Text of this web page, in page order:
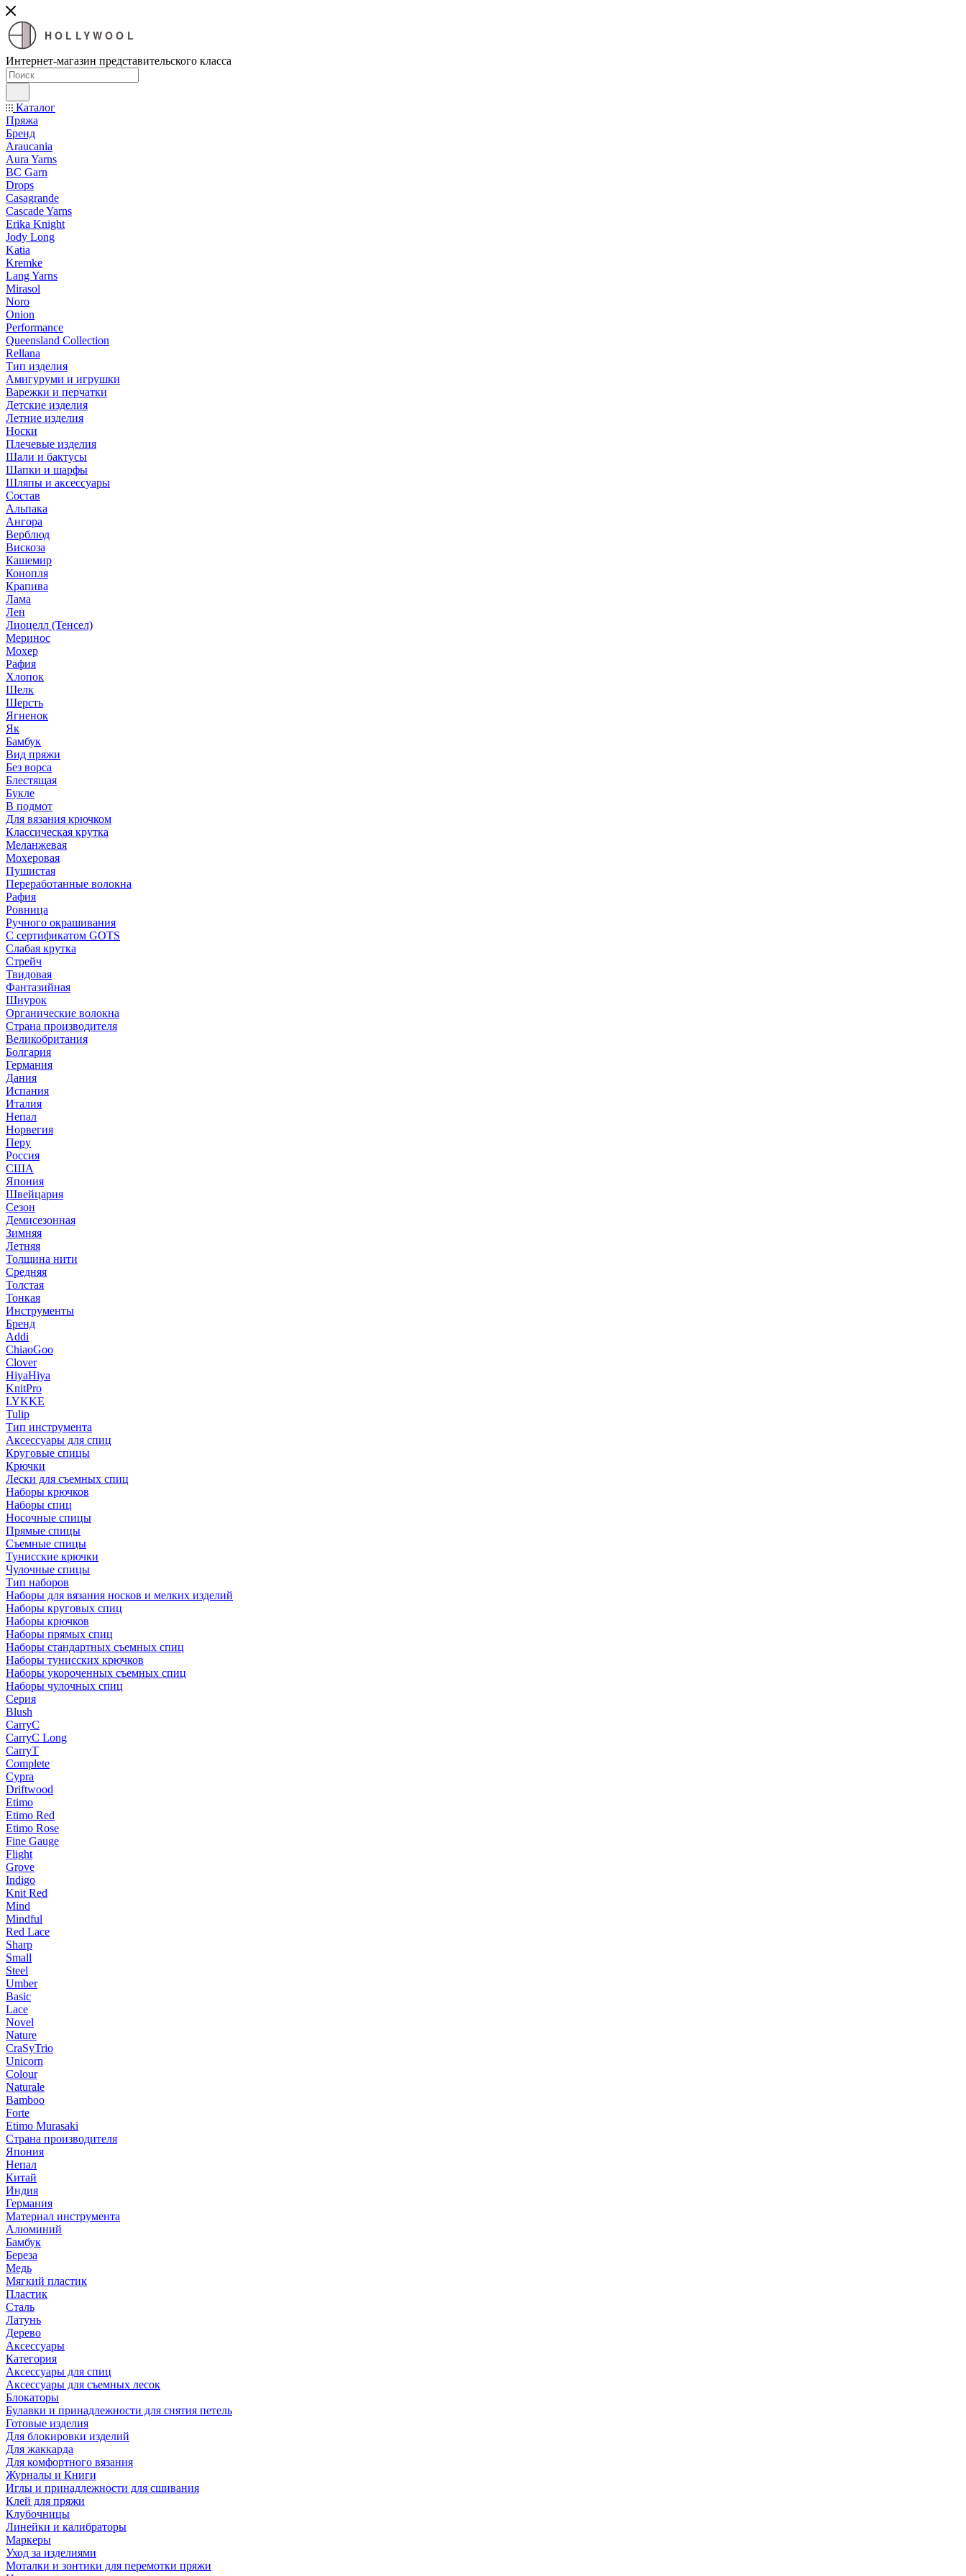
HOLLYWOOL
Интернет-магазин представительского класса
Каталог
Пряжа
Бренд
Araucania
Aura Yarns
BC Garn
Drops
Casagrande
Cascade Yarns
Erika Knight
Jody Long
Katia
Kremke
Lang Yarns
Mirasol
Noro
Onion
Performance
Queensland Collection
Rellana
Тип изделия
Амигуруми и игрушки
Варежки и перчатки
Детские изделия
Летние изделия
Носки
Плечевые изделия
Шали и бактусы
Шапки и шарфы
Шляпы и аксессуары
Состав
Альпака
Ангора
Верблюд
Вискоза
Кашемир
Конопля
Крапива
Лама
Лен
Лиоцелл (Тенсел)
Меринос
Мохер
Рафия
Хлопок
Шелк
Шерсть
Ягненок
Як
Бамбук
Вид пряжи
Без ворса
Блестящая
Букле
В подмот
Для вязания крючком
Классическая крутка
Меланжевая
Мохеровая
Пушистая
Переработанные волокна
Рафия
Ровница
Ручного окрашивания
С сертификатом GOTS
Слабая крутка
Стрейч
Твидовая
Фантазийная
Шнурок
Органические волокна
Страна производителя
Великобритания
Болгария
Германия
Дания
Испания
Италия
Непал
Норвегия
Перу
Россия
США
Япония
Швейцария
Сезон
Демисезонная
Зимняя
Летняя
Толщина нити
Средняя
Толстая
Тонкая
Инструменты
Бренд
Addi
ChiaoGoo
Clover
HiyaHiya
KnitPro
LYKKE
Tulip
Тип инструмента
Аксессуары для спиц
Круговые спицы
Крючки
Лески для съемных спиц
Наборы крючков
Наборы спиц
Носочные спицы
Прямые спицы
Съемные спицы
Тунисские крючки
Чулочные спицы
Тип наборов
Наборы для вязания носков и мелких изделий
Наборы круговых спиц
Наборы крючков
Наборы прямых спиц
Наборы стандартных съемных спиц
Наборы тунисских крючков
Наборы укороченных съемных спиц
Наборы чулочных спиц
Серия
Blush
CarryC
CarryC Long
CarryT
Complete
Cypra
Driftwood
Etimo
Etimo Red
Etimo Rose
Fine Gauge
Flight
Grove
Indigo
Knit Red
Mind
Mindful
Red Lace
Sharp
Small
Steel
Umber
Basic
Lace
Novel
Nature
CraSyTrio
Unicorn
Colour
Naturale
Bamboo
Forte
Etimo Murasaki
Страна производителя
Япония
Непал
Китай
Индия
Германия
Материал инструмента
Алюминий
Бамбук
Береза
Медь
Мягкий пластик
Пластик
Сталь
Латунь
Дерево
Аксессуары
Категория
Аксессуары для спиц
Аксессуары для съемных лесок
Блокаторы
Булавки и принадлежности для снятия петель
Готовые изделия
Для блокировки изделий
Для жаккарда
Для комфортного вязания
Журналы и Книги
Иглы и принадлежности для сшивания
Клей для пряжи
Клубочницы
Линейки и калибраторы
Маркеры
Уход за изделиями
Моталки и зонтики для перемотки пряжи